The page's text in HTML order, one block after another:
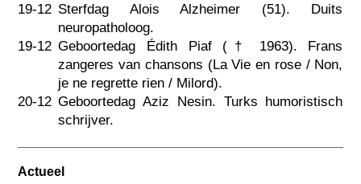
19-12 Sterfdag Alois Alzheimer (51). Duits
neuropatholoog.
19-12 Geboortedag Édith Piaf († 1963). Frans
zangeres van chansons (La Vie en rose / Non,
je ne regrette rien / Milord).
20-12 Geboortedag Aziz Nesin. Turks humoristisch
schrijver.
Actueel